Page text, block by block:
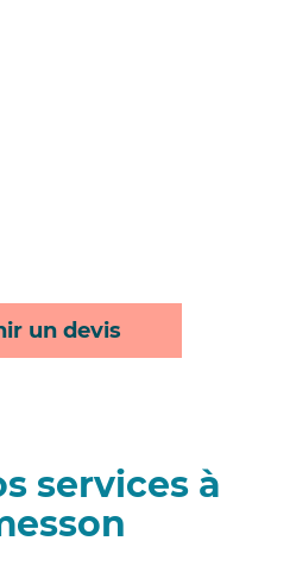
un devis
services à